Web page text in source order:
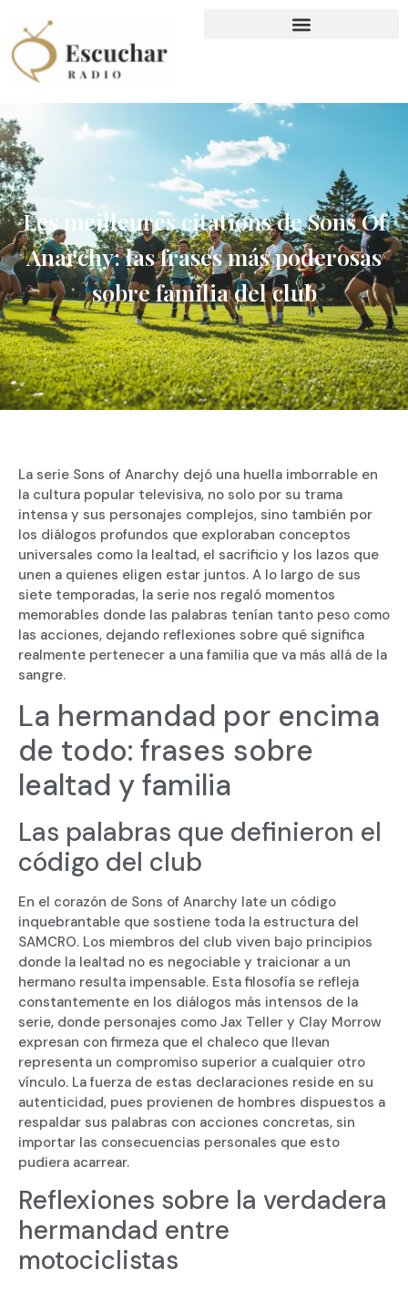
Les meilleures citations de Sons Of
Anarchy: las frases más poderosas
sobre familia del club
La serie Sons of Anarchy dejó una huella imborrable en
la cultura popular televisiva, no solo por su trama
intensa y sus personajes complejos, sino también por
los diálogos profundos que exploraban conceptos
universales como la lealtad, el sacrificio y los lazos que
unen a quienes eligen estar juntos. A lo largo de sus
siete temporadas, la serie nos regaló momentos
memorables donde las palabras tenían tanto peso como
las acciones, dejando reflexiones sobre qué significa
realmente pertenecer a una familia que va más allá de la
sangre.
La hermandad por encima
de todo: frases sobre
lealtad y familia
Las palabras que definieron el
código del club
En el corazón de Sons of Anarchy late un código
inquebrantable que sostiene toda la estructura del
SAMCRO. Los miembros del club viven bajo principios
donde la lealtad no es negociable y traicionar a un
hermano resulta impensable. Esta filosofía se refleja
constantemente en los diálogos más intensos de la
serie, donde personajes como Jax Teller y Clay Morrow
expresan con firmeza que el chaleco que llevan
representa un compromiso superior a cualquier otro
vínculo. La fuerza de estas declaraciones reside en su
autenticidad, pues provienen de hombres dispuestos a
respaldar sus palabras con acciones concretas, sin
importar las consecuencias personales que esto
pudiera acarrear.
Reflexiones sobre la verdadera
hermandad entre
motociclistas